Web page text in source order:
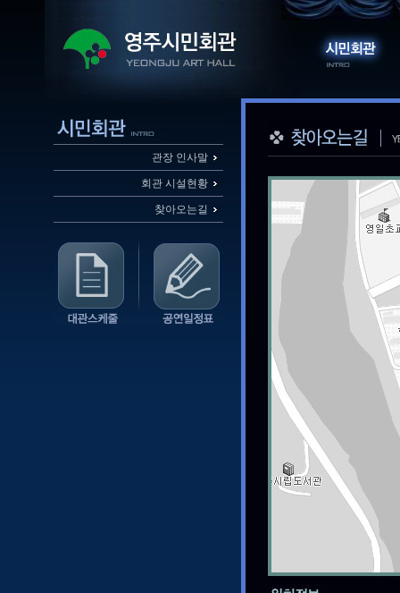
관장 인사말
회관 시설현황
찾아오는길